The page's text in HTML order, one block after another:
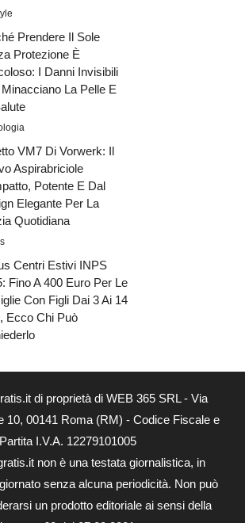
Prendere Il Sole
Protezione È
I Danni Invisibili
La Pelle E
VM7 Di Vorwerk: Il
Aspirabriciole
Potente E Dal
Elegante Per La
Quotidiana
Centri Estivi INPS
Fino A 400 Euro Per Le
Con Figli Dai 3 Ai 14
Ecco Chi Può
di proprietà di WEB 365 SRL - Via
10, 00141 Roma (RM) - Codice Fiscale e
Partita I.V.A. 12279101005
non è una testata giornalistica, in
senza alcuna periodicità. Non può
un prodotto editoriale ai sensi della